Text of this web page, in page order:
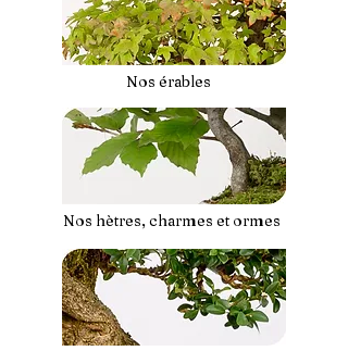
Nos érables
Nos hètres, charmes et ormes